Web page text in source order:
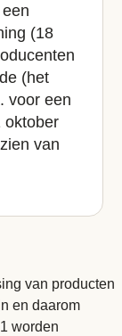
(18
(het
voor een
oktober
van
van producten
en daarom
worden